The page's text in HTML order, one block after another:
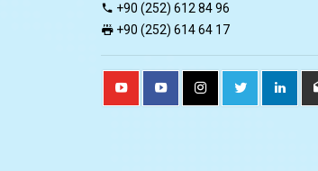
+90 (252) 612 84 96
+90 (252) 614 64 17​